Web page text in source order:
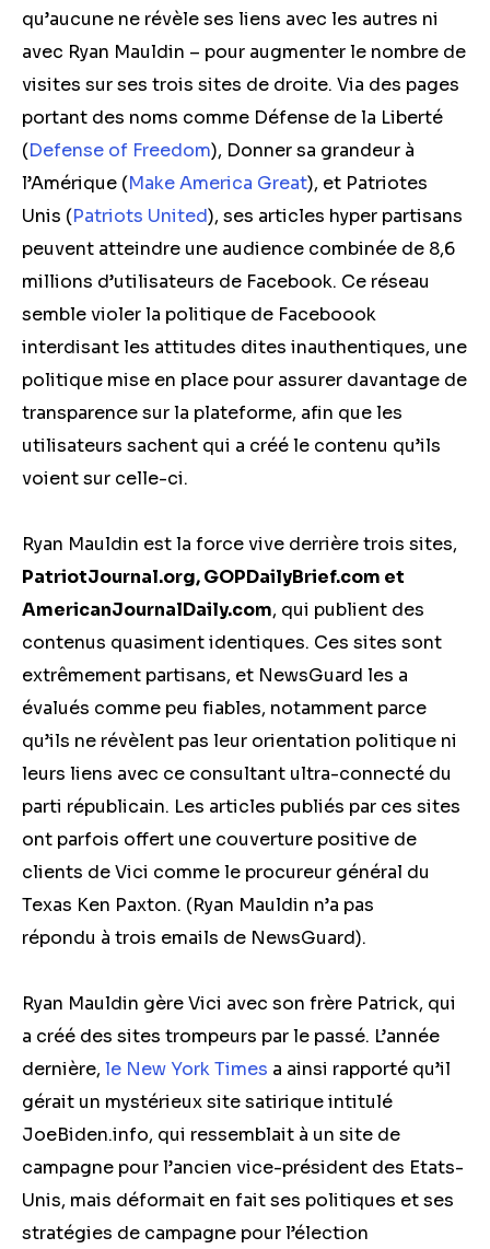
qu’aucune ne révèle ses liens avec les autres ni
avec Ryan Mauldin – pour augmenter le nombre de
visites sur ses trois sites de droite. Via des pages
portant des noms comme Défense de la Liberté
(Defense of Freedom), Donner sa grandeur à
l’Amérique (Make America Great), et Patriotes
Unis (Patriots United), ses articles hyper partisans
peuvent atteindre une audience combinée de 8,6
millions d’utilisateurs de Facebook. Ce réseau
semble violer la politique de Faceboook
interdisant les attitudes dites inauthentiques, une
politique mise en place pour assurer davantage de
transparence sur la plateforme, afin que les
utilisateurs sachent qui a créé le contenu qu’ils
voient sur celle-ci.
Ryan Mauldin est la force vive derrière trois sites,
PatriotJournal.org, GOPDailyBrief.com et
AmericanJournalDaily.com, qui publient des
contenus quasiment identiques. Ces sites sont
extrêmement partisans, et NewsGuard les a
évalués comme peu fiables, notamment parce
qu’ils ne révèlent pas leur orientation politique ni
leurs liens avec ce consultant ultra-connecté du
parti républicain. Les articles publiés par ces sites
ont parfois offert une couverture positive de
clients de Vici comme le procureur général du
Texas Ken Paxton. (Ryan Mauldin n’a pas
répondu à trois emails de NewsGuard).
Ryan Mauldin gère Vici avec son frère Patrick, qui
a créé des sites trompeurs par le passé. L’année
dernière, le New York Times a ainsi rapporté qu’il
gérait un mystérieux site satirique intitulé
JoeBiden.info, qui ressemblait à un site de
campagne pour l’ancien vice-président des Etats-
Unis, mais déformait en fait ses politiques et ses
stratégies de campagne pour l’élection